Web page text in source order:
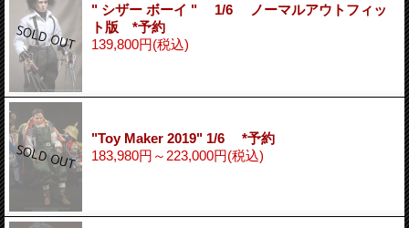
" シザー ボーイ " 1/6 ノーマルアウトフィッ
ト版 *予約
139,800円(税込)
"Toy Maker 2019" 1/6 *予約
183,980円～223,000円(税込)